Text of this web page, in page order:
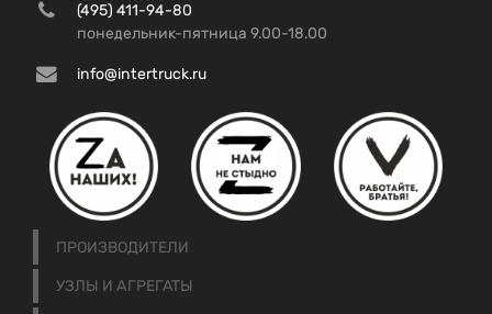
(495) 411-94-80
понедельник-пятница 9.00-18.00
info@intertruck.ru
ПРОИЗВОДИТЕЛИ
УЗЛЫ И АГРЕГАТЫ